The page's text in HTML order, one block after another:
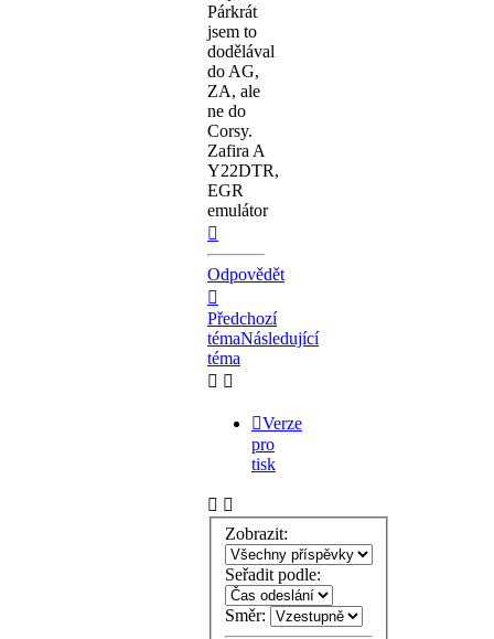
Párkrát
jsem to
dodělával
do AG,
ZA, ale
ne do
Corsy.
Zafira A
Y22DTR,
EGR
emulátor
Odpovědět
Předchozí
témaNásledující
téma
Verze
pro
tisk
Zobrazit:
Seřadit podle:
Směr: